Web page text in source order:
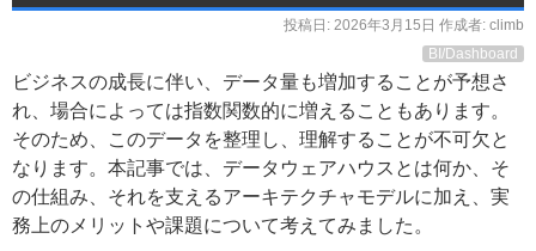
投稿日: 2026年3月15日 作成者: climb
BI/Dashboard
ビジネスの成長に伴い、データ量も増加することが予想さ
れ、場合によっては指数関数的に増えることもあります。
そのため、このデータを整理し、理解することが不可欠と
なります。本記事では、データウェアハウスとは何か、そ
の仕組み、それを支えるアーキテクチャモデルに加え、実
務上のメリットや課題について考えてみました。